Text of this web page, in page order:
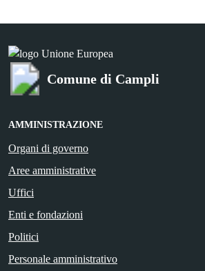
Comune di Campli
AMMINISTRAZIONE
Organi di governo
Aree amministrative
Uffici
Enti e fondazioni
Politici
Personale amministrativo